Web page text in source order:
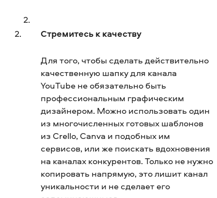
Стремитесь к качеству
Для того, чтобы сделать действительно
качественную шапку для канала
YouTube не обязательно быть
профессиональным графическим
дизайнером. Можно использовать один
из многочисленных готовых шаблонов
из Crello, Canva и подобных им
сервисов, или же поискать вдохновения
на каналах конкурентов. Только не нужно
копировать напрямую, это лишит канал
уникальности и не сделает его